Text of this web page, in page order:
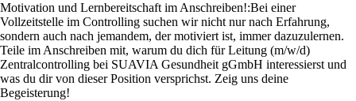
Motivation und Lernbereitschaft im Anschreiben!:Bei einer
Vollzeitstelle im Controlling suchen wir nicht nur nach Erfahrung,
sondern auch nach jemandem, der motiviert ist, immer dazuzulernen.
Teile im Anschreiben mit, warum du dich für Leitung (m/w/d)
Zentralcontrolling bei SUAVIA Gesundheit gGmbH interessierst und
was du dir von dieser Position versprichst. Zeig uns deine
Begeisterung!